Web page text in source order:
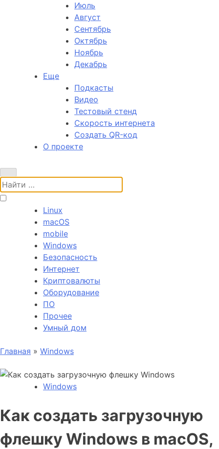
Июль
Август
Сентябрь
Октябрь
Ноябрь
Декабрь
Еще
Подкасты
Видео
Тестовый стенд
Скорость интернета
Создать QR-код
О проекте
Поиск:
Linux
macOS
mobile
Windows
Безопасность
Интернет
Криптовалюты
Оборудование
ПО
Прочее
Умный дом
Главная » Windows
Windows
Как создать загрузочную
флешку Windows в macOS,